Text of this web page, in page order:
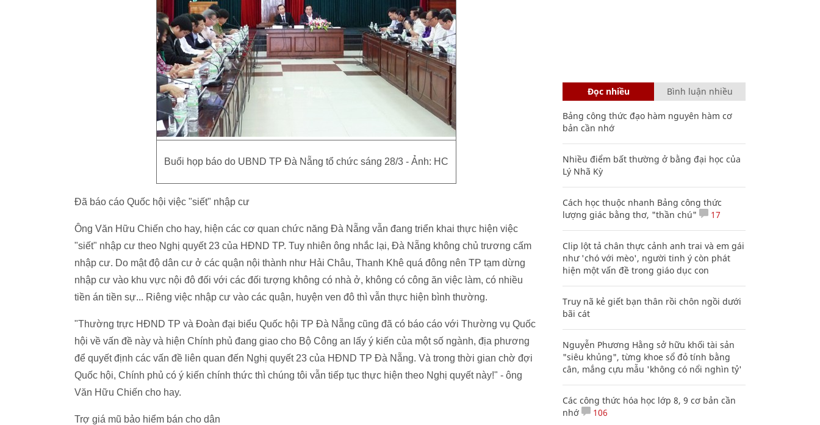
Buổi họp báo do UBND TP Đà Nẵng tổ chức sáng 28/3 - Ảnh: HC
Đã báo cáo Quốc hội việc "siết" nhập cư
Ông Văn Hữu Chiến cho hay, hiện các cơ quan chức năng Đà Nẵng vẫn đang triển khai thực hiện việc
"siết" nhập cư theo Nghị quyết 23 của HĐND TP. Tuy nhiên ông nhắc lại, Đà Nẵng không chủ trương cấm
nhập cư. Do mật độ dân cư ở các quận nội thành như Hải Châu, Thanh Khê quá đông nên TP tạm dừng
nhập cư vào khu vực nội đô đối với các đối tượng không có nhà ở, không có công ăn việc làm, có nhiều
tiền án tiền sự... Riêng việc nhập cư vào các quận, huyện ven đô thì vẫn thực hiện bình thường.
"Thường trực HĐND TP và Đoàn đại biểu Quốc hội TP Đà Nẵng cũng đã có báo cáo với Thường vụ Quốc
hội về vấn đề này và hiện Chính phủ đang giao cho Bộ Công an lấy ý kiến của một số ngành, địa phương
để quyết định các vấn đề liên quan đến Nghị quyết 23 của HĐND TP Đà Nẵng. Và trong thời gian chờ đợi
Quốc hội, Chính phủ có ý kiến chính thức thì chúng tôi vẫn tiếp tục thực hiện theo Nghị quyết này!" - ông
Văn Hữu Chiến cho hay.
Trợ giá mũ bảo hiểm bán cho dân
Đọc nhiều Bình luận nhiều
Bảng công thức đạo hàm nguyên hàm cơ
bản cần nhớ
Nhiều điểm bất thường ở bằng đại học của
Lý Nhã Kỳ
Cách học thuộc nhanh Bảng công thức
lượng giác bằng thơ, "thần chú"
17
Clip lột tả chân thực cảnh anh trai và em gái
như 'chó với mèo', người tinh ý còn phát
hiện một vấn đề trong giáo dục con
Truy nã kẻ giết bạn thân rồi chôn ngồi dưới
bãi cát
Nguyễn Phương Hằng sở hữu khối tài sản
"siêu khủng", từng khoe sổ đỏ tính bằng
cân, mắng cựu mẫu 'không có nổi nghìn tỷ'
Các công thức hóa học lớp 8, 9 cơ bản cần
nhớ
106